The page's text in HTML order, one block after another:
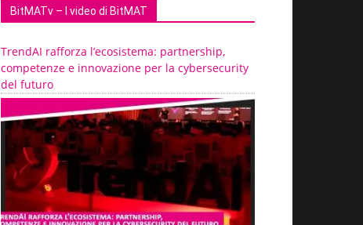
BitMATv – I video di BitMAT
TrendAI rafforza l’ecosistema: partnership,
competenze e innovazione per la cybersecurity
del futuro